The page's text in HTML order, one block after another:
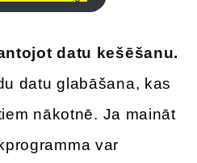
datu kešēšanu.
datu glabāšana, kas
nākotnē. Ja maināt
var